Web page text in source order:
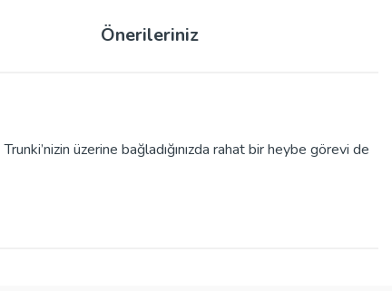
Önerileriniz
üzerine bağladığınızda rahat bir heybe görevi de